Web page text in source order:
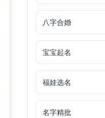
八字合婚
宝宝起名
福娃选名
名字精批